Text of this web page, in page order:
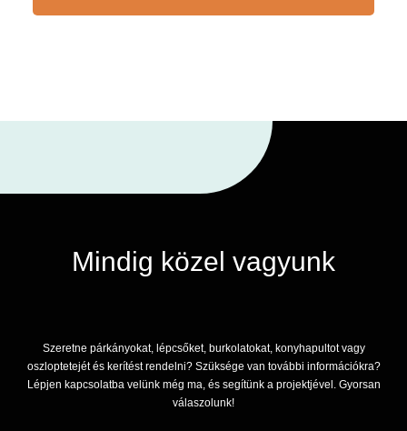
Mindig közel vagyunk
Szeretne párkányokat, lépcsőket, burkolatokat, konyhapultot vagy
oszloptetejét és kerítést rendelni? Szüksége van további információkra?
Lépjen kapcsolatba velünk még ma, és segítünk a projektjével. Gyorsan
válaszolunk!